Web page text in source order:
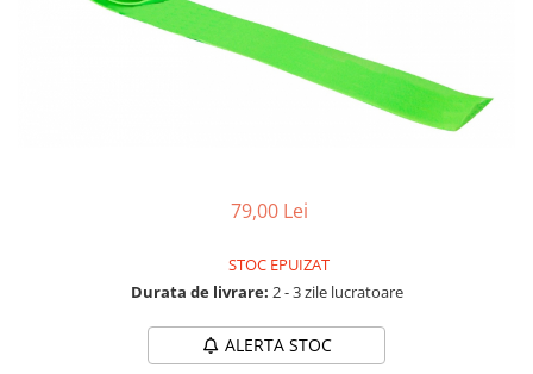
Scaun bicicleta copii
Bidoane si suporti bicicleta
79,00 Lei
STOC EPUIZAT
Durata de livrare: 2 - 3 zile lucratoare
ALERTA STOC